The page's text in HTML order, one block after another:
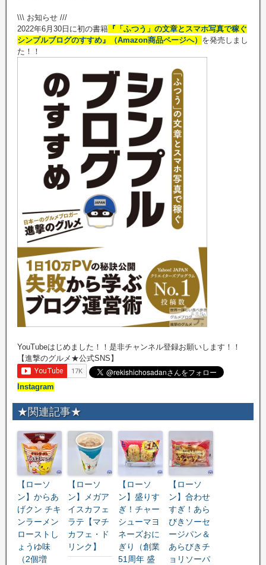
\\\ お知らせ ///
2022年6月30日に初の書籍 『「ふつう」の文章とスマホ写真で稼ぐ
シンプルブログのすすめ』（Amazon商品ページへ） を発売しまし
た！！
YouTubeはじめました！！是非チャンネル登録お願いします！！
【進撃のグルメ★公式SNS】
Instagram
★関連記事★
【ローソ
ン】からあ
げクン チキ
ンラーメン
ローストし
ょうゆ味
（2個増
【ローソ
ン】メガア
イスカフェ
ラテ【マチ
カフェ・ド
リンク】
【ローソ
ン】盛りす
ぎ！チャー
シューマヨ
ネーズおに
ぎり（創業
51周年 盛
【ローソ
ン】合わせ
すぎ！あら
びきソーセ
ージパン＆
あらびきチ
ョリソーパ